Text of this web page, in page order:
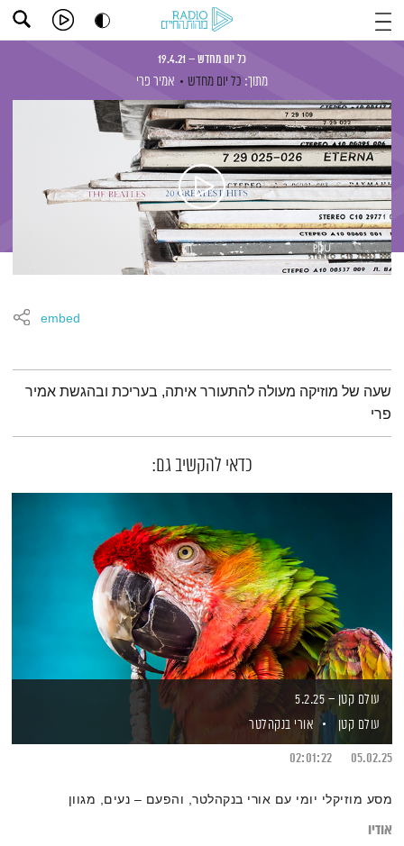
כל יום מחדש – 19.4.21
מתוך: כל יום מחדש אמיר פרי
embed
תמצית הפודקאסט
שעה של מוזיקה מעולה להתעורר איתה, בעריכת ובהגשת אמיר
פרי
כדאי להקשיב גם:
עולם קטן – 5.2.25
עולם קטן
אורי בנקהלטר
05.02.25
02:01:22
מסע מוזיקלי יומי עם אורי בנקהלטר, והפעם – נעים, מגוון
אודיו